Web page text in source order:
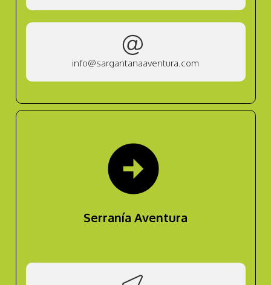
info@sargantanaaventura.com
arrow_circle_right
Serranía Aventura